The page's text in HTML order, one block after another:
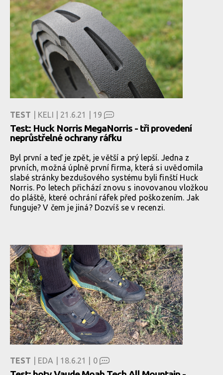
TEST | KELI | 21.6.21 | 19
Test: Huck Norris MegaNorris - tři provedení
neprůstřelné ochrany ráfku
Byl první a teď je zpět, je větší a prý lepší. Jedna z
prvních, možná úplně první firma, která si uvědomila
slabé stránky bezdušového systému byli finští Huck
Norris. Po letech přichází znovu s inovovanou vložkou
do pláště, které ochrání ráfek před poškozením. Jak
funguje? V čem je jiná? Dozvíš se v recenzi.
TEST | EDA | 18.6.21 | 0